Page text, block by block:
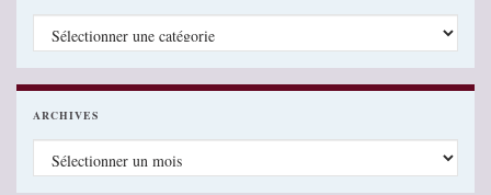
Catégories
ARCHIVES
Archives